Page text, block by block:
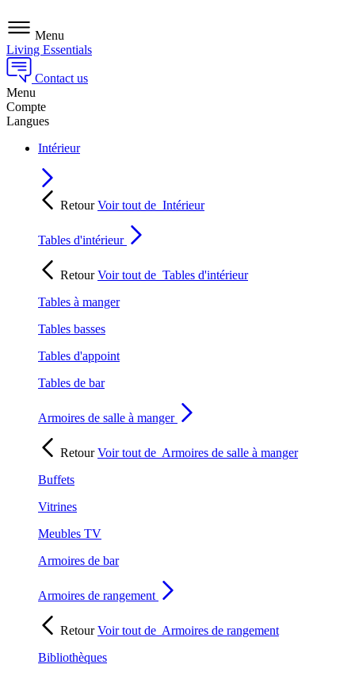
Menu
Living Essentials
Contact us
Menu
Compte
Langues
Intérieur
RetourVoir tout de Intérieur
Tables d'intérieur
RetourVoir tout de Tables d'intérieur
Tables à manger
Tables basses
Tables d'appoint
Tables de bar
Armoires de salle à manger
RetourVoir tout de Armoires de salle à manger
Buffets
Vitrines
Meubles TV
Armoires de bar
Armoires de rangement
RetourVoir tout de Armoires de rangement
Bibliothèques